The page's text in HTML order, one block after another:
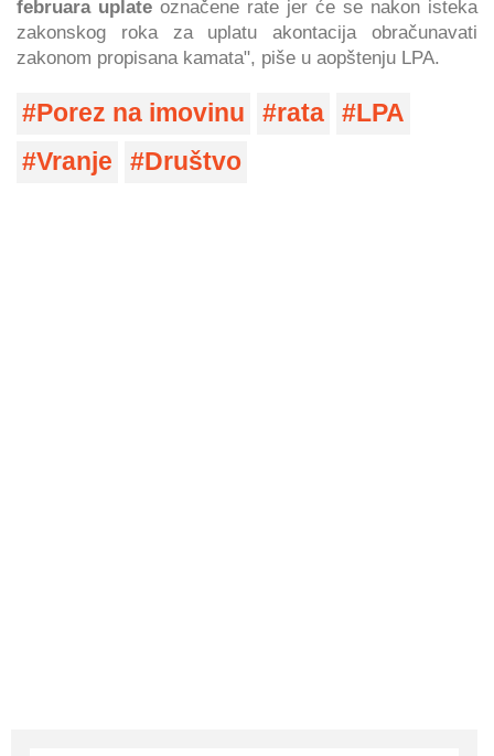
februara uplate označene rate jer će se nakon isteka
zakonskog roka za uplatu akontacija obračunavati
zakonom propisana kamata", piše u aopštenju LPA.
Porez na imovinu rata
LPA
Vranje
Društvo